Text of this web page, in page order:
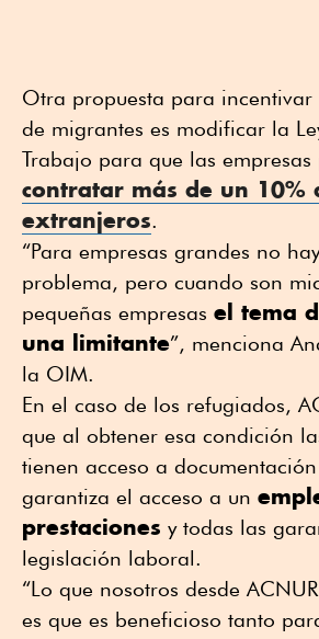
Otra propuesta para
de migrantes es modificar la
Trabajo para que las empresas
contratar más de un 10%
extranjeros.
“Para empresas grandes no
problema, pero cuando son
pequeñas empresas el tema
una limitante”, menciona
la OIM.
En el caso de los refugiados,
que al obtener esa condición
tienen acceso a
garantiza el acceso a un
prestaciones y todas las
legislación laboral.
“Lo que nosotros desde
es que es beneficioso tanto